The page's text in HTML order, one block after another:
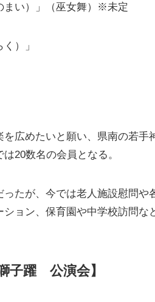
まい）」（巫女舞）※未定
）」
広めたいと願い、県南の若手
20数名の会員となる。
たが、今では老人施設慰問や
ョン、保育園や中学校訪問な
子躍 公演会】